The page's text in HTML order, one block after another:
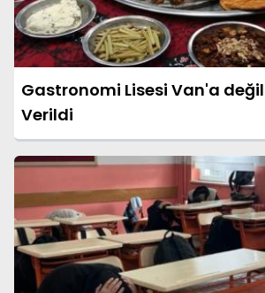
Gastronomi Lisesi Van'a
Verildi